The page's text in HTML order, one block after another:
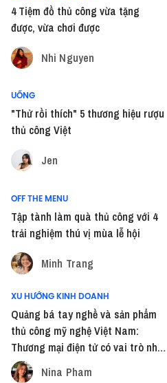
4 Tiệm đồ thủ công vừa tặng
được, vừa chơi được
Nhi Nguyen
UỐNG
"Thử rồi thích" 5 thương hiệu rượu
thủ công Việt
Jen
OFF THE MENU
Tập tành làm quà thủ công với 4
trải nghiệm thú vị mùa lễ hội
Minh Trang
XU HƯỚNG KINH DOANH
Quảng bá tay nghề và sản phẩm
thủ công mỹ nghệ Việt Nam:
Thương mại điện tử có vai trò như
thế nào?
Nina Pham